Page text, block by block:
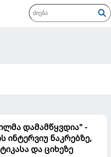
დამამწყვდია" -
ინტერვიუ ნაკრებზე,
და ციხეზე